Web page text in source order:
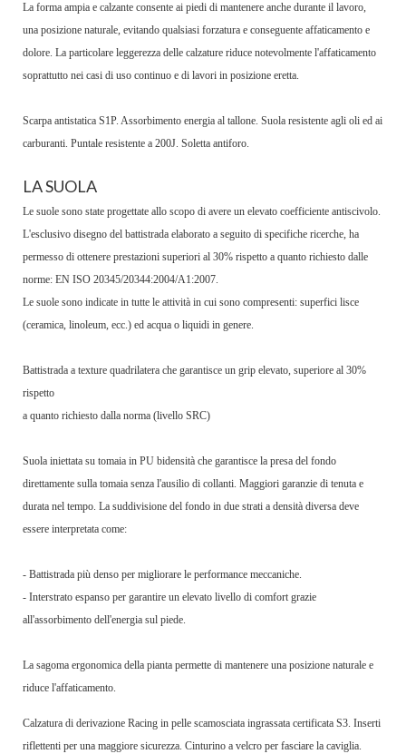
La forma ampia e calzante consente ai piedi di mantenere anche durante il lavoro,
una posizione naturale, evitando qualsiasi forzatura e conseguente affaticamento e
dolore. La particolare leggerezza delle calzature riduce notevolmente l'affaticamento
soprattutto nei casi di uso continuo e di lavori in posizione eretta.
Scarpa antistatica S1P. Assorbimento energia al tallone. Suola resistente agli oli ed ai
carburanti. Puntale resistente a 200J. Soletta antiforo.
LA SUOLA
Le suole sono state progettate allo scopo di avere un elevato coefficiente antiscivolo.
L'esclusivo disegno del battistrada elaborato a seguito di specifiche ricerche, ha
permesso di ottenere prestazioni superiori al 30% rispetto a quanto richiesto dalle
norme: EN ISO 20345/20344:2004/A1:2007.
Le suole sono indicate in tutte le attività in cui sono compresenti: superfici lisce
(ceramica, linoleum, ecc.) ed acqua o liquidi in genere.
Battistrada a texture quadrilatera che garantisce un grip elevato, superiore al 30%
rispetto
a quanto richiesto dalla norma (livello SRC)
Suola iniettata su tomaia in PU bidensità che garantisce la presa del fondo
direttamente sulla tomaia senza l'ausilio di collanti. Maggiori garanzie di tenuta e
durata nel tempo. La suddivisione del fondo in due strati a densità diversa deve
essere interpretata come:
- Battistrada più denso per migliorare le performance meccaniche.
- Interstrato espanso per garantire un elevato livello di comfort grazie
all'assorbimento dell'energia sul piede.
La sagoma ergonomica della pianta permette di mantenere una posizione naturale e
riduce l'affaticamento.
Calzatura di derivazione Racing in pelle scamosciata ingrassata certificata S3. Inserti
riflettenti per una maggiore sicurezza. Cinturino a velcro per fasciare la caviglia.